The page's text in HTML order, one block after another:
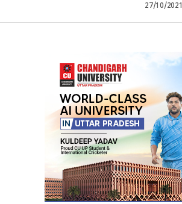
27/10/2021